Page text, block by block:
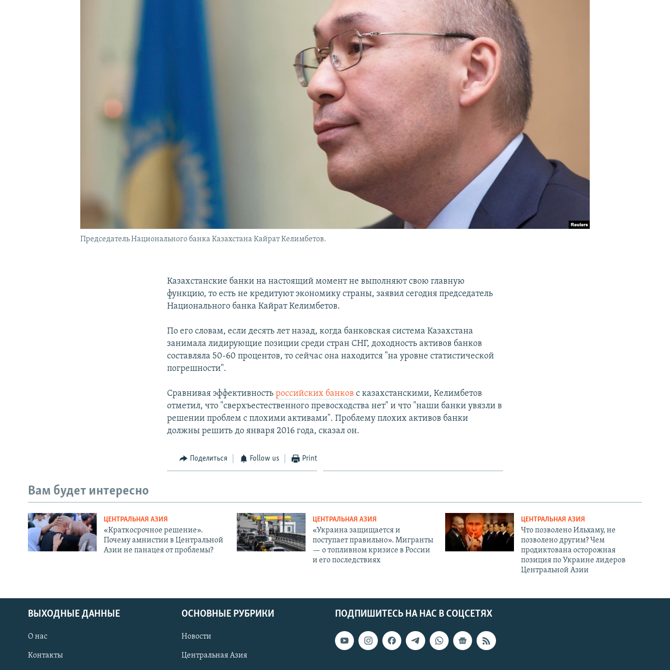
Председатель Национального банка Казахстана Кайрат Келимбетов.
Казахстанские банки на настоящий момент не выполняют свою главную
функцию, то есть не кредитуют экономику страны, заявил сегодня председатель
Национального банка Кайрат Келимбетов.
По его словам, если десять лет назад, когда банковская система Казахстана
занимала лидирующие позиции среди стран СНГ, доходность активов банков
составляла 50-60 процентов, то сейчас она находится "на уровне статистической
погрешности".
Сравнивая эффективностьроссийских банков с казахстанскими, Келимбетов
отметил, что "сверхъестественного превосходства нет" и что "наши банки увязли в
решении проблем с плохими активами". Проблему плохих активов банки
должны решить до января 2016 года, сказал он.
Поделиться Follow us Print
Вам будет интересно
ЦЕНТРАЛЬНАЯ АЗИЯ
«Краткосрочное решение».
Почему амнистии в Центральной
Азии не панацея от проблемы?
ЦЕНТРАЛЬНАЯ АЗИЯ
«Украина защищается и
поступает правильно». Мигранты
— о топливном кризисе в России
и его последствиях
ЦЕНТРАЛЬНАЯ АЗИЯ
Что позволено Ильхаму, не
позволено другим? Чем
продиктована осторожная
позиция по Украине лидеров
Центральной Азии
ПОДПИШИТЕСЬ НА НАС В СОЦСЕТЯХ
ВЫХОДНЫЕ ДАННЫЕ
О нас
Контакты
ОСНОВНЫЕ РУБРИКИ
Новости
Центральная Азия